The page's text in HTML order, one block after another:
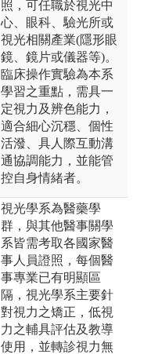
照，可任職於視光中
心、眼科、驗光所或
視光相關產業(隱形眼
鏡、鏡片或儀器等)。
臨床操作實驗為本系
學習之重點，需具一
定視力及辨色能力，
適合細心沉穩、個性
活潑、具人際互動溝
通協調能力，並能管
控自身情緒者。
視光學系為醫藥學
群，與其他醫事關學
系皆需考取各國家醫
事人員證照，每個醫
事專業已有明顯區
隔，視光學系主要針
對視力之矯正，低視
力之輔具評估及教導
使用，並轉診視力無